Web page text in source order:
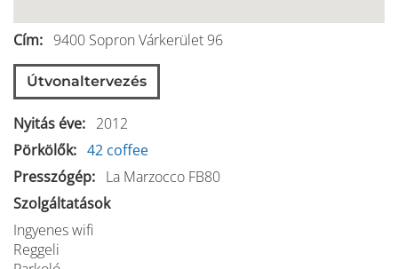
Cím 9400 Sopron Várkerület 96
Útvonaltervezés
Nyitás éve
2012
Pörkölők
42 coffee
Presszógép
La Marzocco FB80
Szolgáltatások
Ingyenes wifi
Reggeli